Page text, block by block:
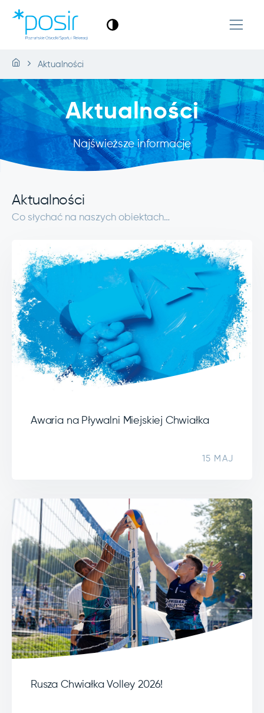
Aktualności
Aktualności
Najświeższe informacje
Aktualności
Co słychać na naszych obiektach…
Awaria na Pływalni Miejskiej Chwiałka
15 MAJ
Rusza Chwiałka Volley 2026!